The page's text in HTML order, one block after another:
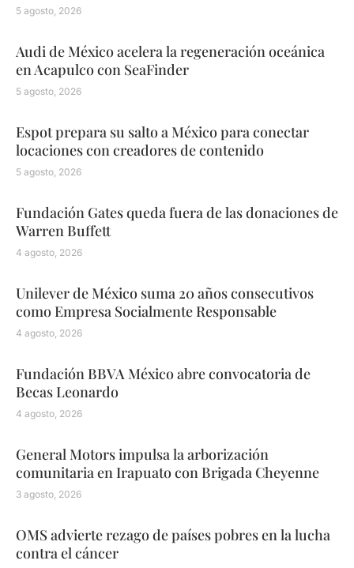
5 agosto, 2026
Audi de México acelera la regeneración oceánica
en Acapulco con SeaFinder
5 agosto, 2026
Espot prepara su salto a México para conectar
locaciones con creadores de contenido
5 agosto, 2026
Fundación Gates queda fuera de las donaciones de
Warren Buffett
4 agosto, 2026
Unilever de México suma 20 años consecutivos
como Empresa Socialmente Responsable
4 agosto, 2026
Fundación BBVA México abre convocatoria de
Becas Leonardo
4 agosto, 2026
General Motors impulsa la arborización
comunitaria en Irapuato con Brigada Cheyenne
3 agosto, 2026
OMS advierte rezago de países pobres en la lucha
contra el cáncer